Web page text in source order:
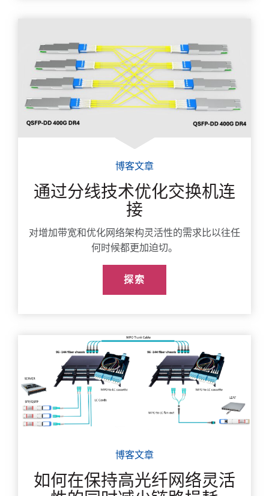
博客文章
通过分线技术优化交换机连
接
对增加带宽和优化网络架构灵活性的需求比以往任
何时候都更加迫切。
探索
博客文章
如何在保持高光纤网络灵活